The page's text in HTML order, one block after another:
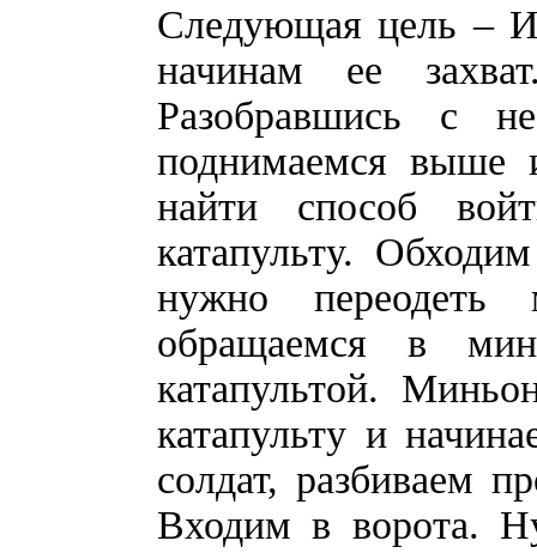
Следующая цель –
начинам ее
Разобравшись с
поднимаемся выше
найти способ
катапульту.
нужно
обращаемся в
катапультой.
катапульту и
солдат, разбиваем
Входим в ворота.